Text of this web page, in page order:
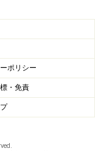
催！
したセーターを
ーゲンでそのセー
ったセーターだっ
にしないんだか
ポリシー
・免責